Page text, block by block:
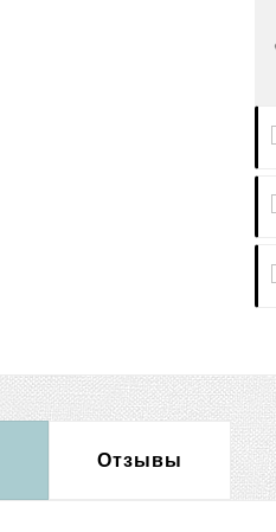
Отзывы